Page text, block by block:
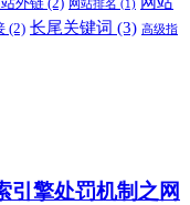
网站排名 (1)
(2) 长尾关键词 (3) 高级指
引擎处罚机制之网